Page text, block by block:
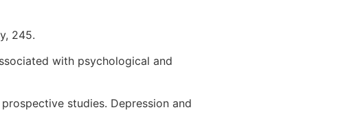
245.
with psychological and
studies. Depression and